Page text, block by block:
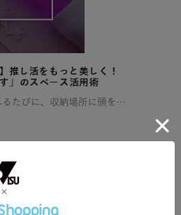
推し活をもっと美しく！
」のスペース活用術
新しい推しグッズを手に入れるたびに、収納場所に頭を悩ませていませんか？ 増え続けるコレクションで部屋が散らかり、せっかくの推し活もなんだか落ち着かない…そんな経験、きっと多くの「推し」を持つ方がされているはずです。 この […]